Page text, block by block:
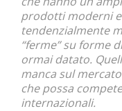
prodotti moderni
tendenzialmente
“ferme” su forme
ormai datato.
manca sul
che possa
internazionali.